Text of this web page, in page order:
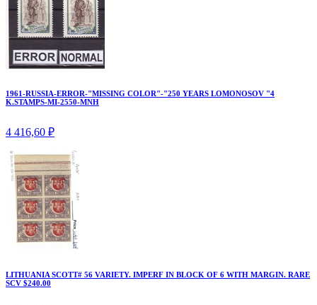
1961-RUSSIA-ERROR-"MISSING COLOR"-"250 YEARS LOMONOSOV "4
K.STAMPS-MI-2550-MNH
4 416,60 ₽
LITHUANIA SCOTT# 56 VARIETY. IMPERF IN BLOCK OF 6 WITH MARGIN. RARE
SCV $240.00